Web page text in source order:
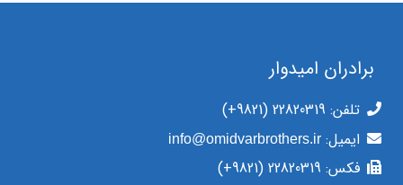
برادران امیدوار
تلفن: (+9821) 22820319
ایمیل: info@omidvarbrothers.ir
فکس: (+9821) 22820319